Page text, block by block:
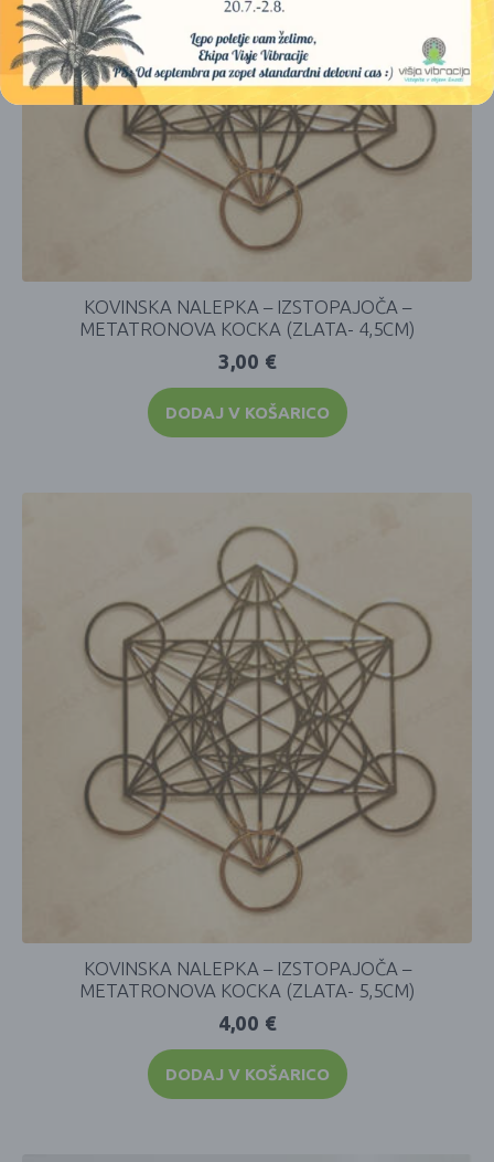
KOVINSKA NALEPKA – IZSTOPAJOČA –
METATRONOVA KOCKA (ZLATA- 4,5CM)
3,00 €
DODAJ V KOŠARICO
KOVINSKA NALEPKA – IZSTOPAJOČA –
METATRONOVA KOCKA (ZLATA- 5,5CM)
4,00 €
DODAJ V KOŠARICO